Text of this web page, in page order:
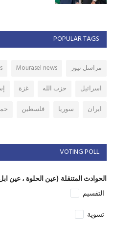
POPULAR TAGS
مراسل نيوز Mourasel news
اسرائيل
حزب الله غزة
ايران
سوريا فلسطين
VOTING POLL
الحوادث المتنقلة (عين الحلوة ، عين
التقسيم
تسوية